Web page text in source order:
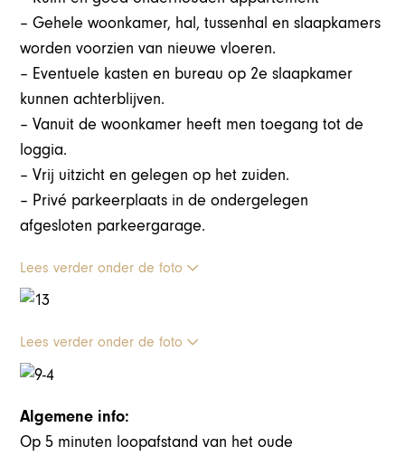
– Gehele woonkamer, hal, tussenhal en slaapkamers
worden voorzien van nieuwe vloeren.
– Eventuele kasten en bureau op 2e slaapkamer
kunnen achterblijven.
– Vanuit de woonkamer heeft men toegang tot de
loggia.
– Vrij uitzicht en gelegen op het zuiden.
– Privé parkeerplaats in de ondergelegen
afgesloten parkeergarage.
Lees verder onder de foto
Lees verder onder de foto
Algemene info:
Op 5 minuten loopafstand van het oude